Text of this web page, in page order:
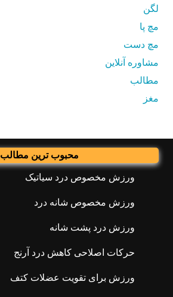
لگن
مچ پا
مچ دست
مشاوره آنلاین
مطالب
مغز
محبوب ترین مطالب
ورزش مخصوص درد سیاتیک
ورزش مخصوص شانه درد
ورزش درد پشت شانه
حرکات اصلاحی کاهش درد آرنج
ورزش برای تقویت عضلات کتف